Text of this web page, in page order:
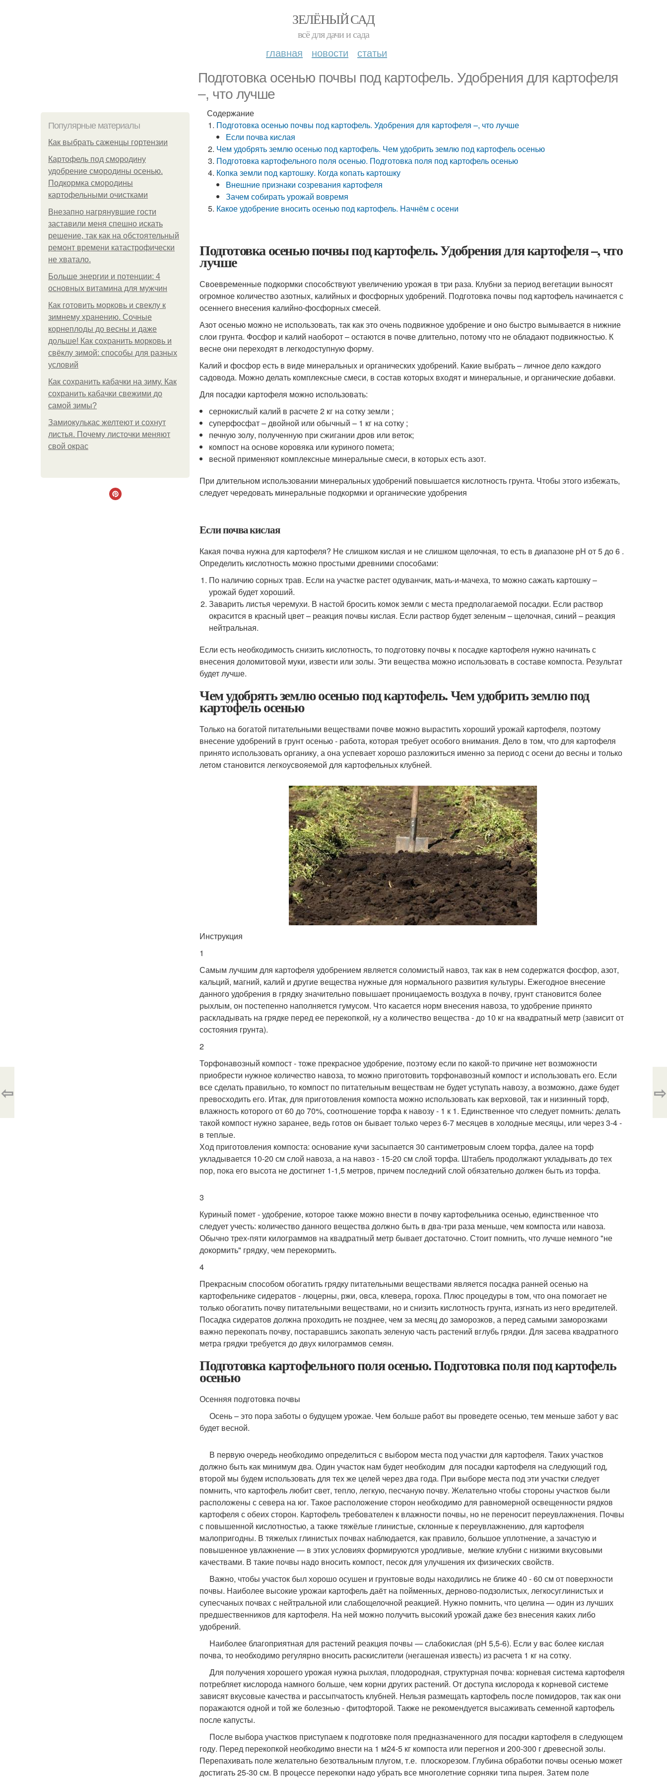
ЗЕЛЁНЫЙ САД
всё для дачи и сада
главная новости статьи
Подготовка осенью почвы под картофель. Удобрения для картофеля
–, что лучше
Популярные материалы
Как выбрать саженцы гортензии
Картофель под смородину
удобрение смородины осенью.
Подкормка смородины
картофельными очистками
Внезапно нагрянувшие гости
заставили меня спешно искать
решение, так как на обстоятельный
ремонт времени катастрофически
не хватало.
Больше энергии и потенции: 4
основных витамина для мужчин
Как готовить морковь и свеклу к
зимнему хранению. Сочные
корнеплоды до весны и даже
дольше! Как сохранить морковь и
свёклу зимой: способы для разных
условий
Как сохранить кабачки на зиму. Как
сохранить кабачки свежими до
самой зимы?
Замиокулькас желтеют и сохнут
листья. Почему листочки меняют
свой окрас
Содержание
Подготовка осенью почвы под картофель. Удобрения для картофеля –, что лучше
Если почва кислая
Чем удобрять землю осенью под картофель. Чем удобрить землю под картофель осенью
Подготовка картофельного поля осенью. Подготовка поля под картофель осенью
Копка земли под картошку. Когда копать картошку
Внешние признаки созревания картофеля
Зачем собирать урожай вовремя
Какое удобрение вносить осенью под картофель. Начнём с осени
Подготовка осенью почвы под картофель. Удобрения для картофеля –, что
лучше
Своевременные подкормки способствуют увеличению урожая в три раза. Клубни за период вегетации выносят
огромное количество азотных, калийных и фосфорных удобрений. Подготовка почвы под картофель начинается с
осеннего внесения калийно-фосфорных смесей.
Азот осенью можно не использовать, так как это очень подвижное удобрение и оно быстро вымывается в нижние
слои грунта. Фосфор и калий наоборот – остаются в почве длительно, потому что не обладают подвижностью. К
весне они переходят в легкодоступную форму.
Калий и фосфор есть в виде минеральных и органических удобрений. Какие выбрать – личное дело каждого
садовода. Можно делать комплексные смеси, в состав которых входят и минеральные, и органические добавки.
Для посадки картофеля можно использовать:
сернокислый калий в расчете 2 кг на сотку земли ;
суперфосфат – двойной или обычный – 1 кг на сотку ;
печную золу, полученную при сжигании дров или веток;
компост на основе коровяка или куриного помета;
весной применяют комплексные минеральные смеси, в которых есть азот.
При длительном использовании минеральных удобрений повышается кислотность грунта. Чтобы этого избежать,
следует чередовать минеральные подкормки и органические удобрения
Если почва кислая
Какая почва нужна для картофеля? Не слишком кислая и не слишком щелочная, то есть в диапазоне pH от 5 до 6 .
Определить кислотность можно простыми древними способами:
По наличию сорных трав. Если на участке растет одуванчик, мать-и-мачеха, то можно сажать картошку –
урожай будет хороший.
Заварить листья черемухи. В настой бросить комок земли с места предполагаемой посадки. Если раствор
окрасится в красный цвет – реакция почвы кислая. Если раствор будет зеленым – щелочная, синий – реакция
нейтральная.
Если есть необходимость снизить кислотность, то подготовку почвы к посадке картофеля нужно начинать с
внесения доломитовой муки, извести или золы. Эти вещества можно использовать в составе компоста. Результат
будет лучше.
Чем удобрять землю осенью под картофель. Чем удобрить землю под
картофель осенью
Только на богатой питательными веществами почве можно вырастить хороший урожай картофеля, поэтому
внесение удобрений в грунт осенью - работа, которая требует особого внимания. Дело в том, что для картофеля
принято использовать органику, а она успевает хорошо разложиться именно за период с осени до весны и только
летом становится легкоусвояемой для картофельных клубней.
Инструкция
1
Самым лучшим для картофеля удобрением является соломистый навоз, так как в нем содержатся фосфор, азот,
кальций, магний, калий и другие вещества нужные для нормального развития культуры. Ежегодное внесение
данного удобрения в грядку значительно повышает проницаемость воздуха в почву, грунт становится более
рыхлым, он постепенно наполняется гумусом. Что касается норм внесения навоза, то удобрение принято
раскладывать на грядке перед ее перекопкой, ну а количество вещества - до 10 кг на квадратный метр (зависит от
состояния грунта).
2
Торфонавозный компост - тоже прекрасное удобрение, поэтому если по какой-то причине нет возможности
приобрести нужное количество навоза, то можно приготовить торфонавозный компост и использовать его. Если
все сделать правильно, то компост по питательным веществам не будет уступать навозу, а возможно, даже будет
превосходить его. Итак, для приготовления компоста можно использовать как верховой, так и низинный торф,
влажность которого от 60 до 70%, соотношение торфа к навозу - 1 к 1. Единственное что следует помнить: делать
такой компост нужно заранее, ведь готов он бывает только через 6-7 месяцев в холодные месяцы, или через 3-4 -
в теплые.
Ход приготовления компоста: основание кучи засыпается 30 сантиметровым слоем торфа, далее на торф
укладывается 10-20 см слой навоза, а на навоз - 15-20 см слой торфа. Штабель продолжают укладывать до тех
пор, пока его высота не достигнет 1-1,5 метров, причем последний слой обязательно должен быть из торфа.
3
Куриный помет - удобрение, которое также можно внести в почву картофельника осенью, единственное что
следует учесть: количество данного вещества должно быть в два-три раза меньше, чем компоста или навоза.
Обычно трех-пяти килограммов на квадратный метр бывает достаточно. Стоит помнить, что лучше немного "не
докормить" грядку, чем перекормить.
4
Прекрасным способом обогатить грядку питательными веществами является посадка ранней осенью на
картофельнике сидератов - люцерны, ржи, овса, клевера, гороха. Плюс процедуры в том, что она помогает не
только обогатить почву питательными веществами, но и снизить кислотность грунта, изгнать из него вредителей.
Посадка сидератов должна проходить не позднее, чем за месяц до заморозков, а перед самыми заморозками
важно перекопать почву, постаравшись закопать зеленую часть растений вглубь грядки. Для засева квадратного
метра грядки требуется до двух килограммов семян.
Подготовка картофельного поля осенью. Подготовка поля под картофель
осенью
Осенняя подготовка почвы
Осень – это пора заботы о будущем урожае. Чем больше работ вы проведете осенью, тем меньше забот у вас
будет весной.
В первую очередь необходимо определиться с выбором места под участки для картофеля. Таких участков
должно быть как минимум два. Один участок нам будет необходим для посадки картофеля на следующий год,
второй мы будем использовать для тех же целей через два года. При выборе места под эти участки следует
помнить, что картофель любит свет, тепло, легкую, песчаную почву. Желательно чтобы стороны участков были
расположены с севера на юг. Такое расположение сторон необходимо для равномерной освещенности рядков
картофеля с обеих сторон. Картофель требователен к влажности почвы, но не переносит переувлажнения. Почвы
с повышенной кислотностью, а также тяжёлые глинистые, склонные к переувлажнению, для картофеля
малопригодны. В тяжелых глинистых почвах наблюдается, как правило, большое уплотнение, а зачастую и
повышенное увлажнение — в этих условиях формируются уродливые, мелкие клубни с низкими вкусовыми
качествами. В такие почвы надо вносить компост, песок для улучшения их физических свойств.
Важно, чтобы участок был хорошо осушен и грунтовые воды находились не ближе 40 - 60 см от поверхности
почвы. Наиболее высокие урожаи картофель даёт на пойменных, дерново-подзолистых, легкосуглинистых и
супесчаных почвах с нейтральной или слабощелочной реакцией. Нужно помнить, что целина — один из лучших
предшественников для картофеля. На ней можно получить высокий урожай даже без внесения каких либо
удобрений.
Наиболее благоприятная для растений реакция почвы — слабокислая (рН 5,5-6). Если у вас более кислая
почва, то необходимо регулярно вносить раскислители (негашеная известь) из расчета 1 кг на сотку.
Для получения хорошего урожая нужна рыхлая, плодородная, структурная почва: корневая система картофеля
потребляет кислорода намного больше, чем корни других растений. От доступа кислорода к корневой системе
зависят вкусовые качества и рассыпчатость клубней. Нельзя размещать картофель после помидоров, так как они
поражаются одной и той же болезнью - фитофторой. Также не рекомендуется высаживать семенной картофель
после капусты.
После выбора участков приступаем к подготовке поля предназначенного для посадки картофеля в следующем
году. Перед перекопкой необходимо внести на 1 м24-5 кг компоста или перегноя и 200-300 г древесной золы.
Перепахивать поле желательно безотвальным плугом, т.е. плоскорезом. Глубина обработки почвы осенью может
достигать 25-30 см. В процессе перекопки надо убрать все многолетние сорняки типа пырея. Затем поле
⇦ ⇨